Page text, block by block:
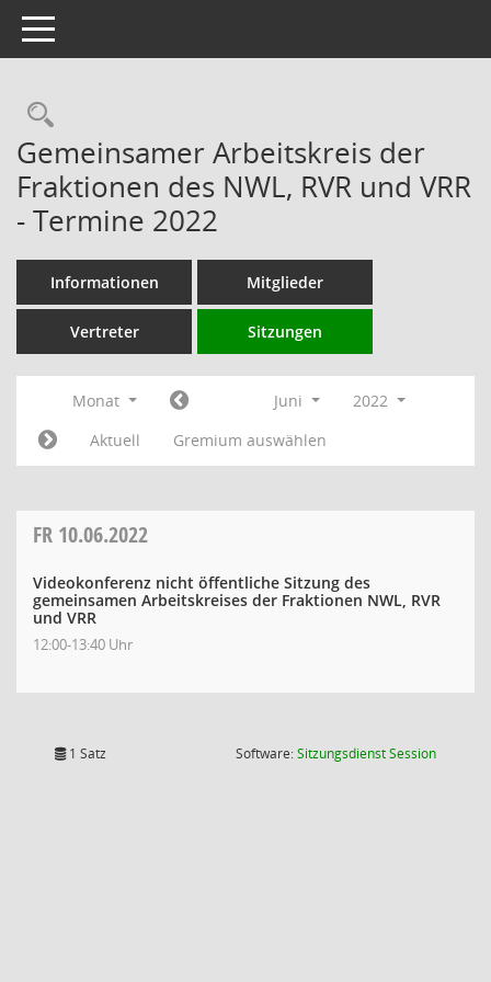
Toggle navigation
Rechercheauswahl
Gemeinsamer Arbeitskreis der
Fraktionen des NWL, RVR und VRR
- Termine 2022
Informationen Mitglieder
Vertreter Sitzungen
Monat Juni
2022
Aktuell
Gremium auswählen
FR 10.06.2022
Videokonferenz nicht öffentliche Sitzung des
gemeinsamen Arbeitskreises der Fraktionen NWL, RVR
und VRR
12:00-13:40 Uhr
1 Satz Software:SitzungsdienstSession(Wird in